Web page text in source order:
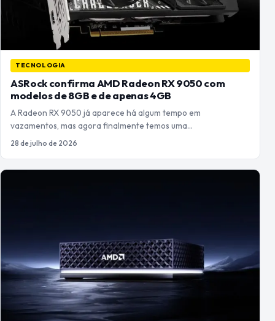
TECNOLOGIA
ASRock confirma AMD Radeon RX 9050 com
modelos de 8GB e de apenas 4GB
A Radeon RX 9050 já aparece há algum tempo em
vazamentos, mas agora finalmente temos uma…
28 de julho de 2026